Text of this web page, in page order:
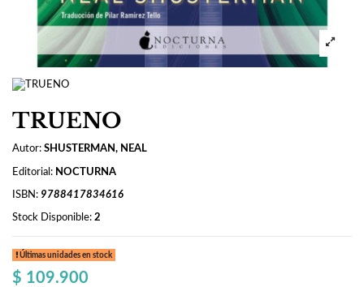
TRUENO
Autor: SHUSTERMAN, NEAL
Editorial: NOCTURNA
ISBN: 9788417834616
Stock Disponible: 2
Últimas unidades en stock
$ 109.900